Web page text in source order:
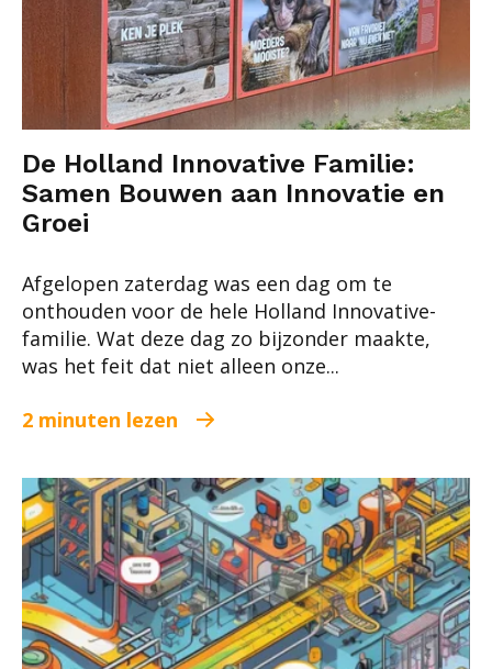
De Holland Innovative Familie:
Samen Bouwen aan Innovatie en
Groei
Afgelopen zaterdag was een dag om te
onthouden voor de hele Holland Innovative-
familie. Wat deze dag zo bijzonder maakte,
was het feit dat niet alleen onze...
2 minuten lezen